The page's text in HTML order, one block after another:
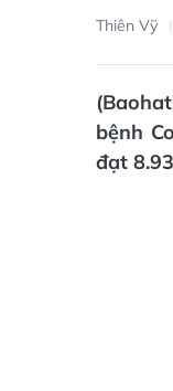
Thiên Vỹ
bệnh
đạt